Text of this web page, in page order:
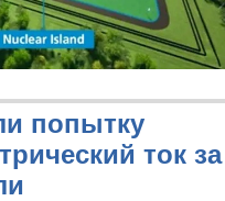
попытку
ток за